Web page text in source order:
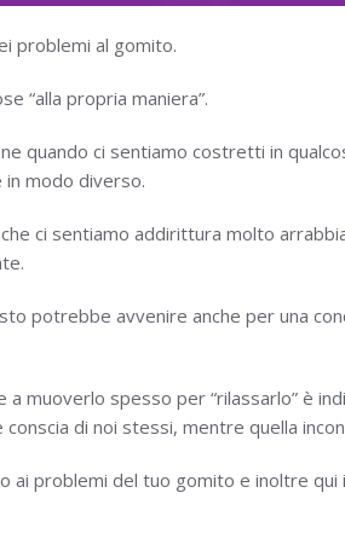
problemi al gomito.
“alla propria maniera”.
quando ci sentiamo costretti in
modo diverso.
ci sentiamo addirittura molto
potrebbe avvenire anche per una
muoverlo spesso per “rilassarlo” è
di noi stessi, mentre quella
problemi del tuo gomito e inoltre